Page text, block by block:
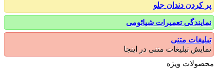
دندان جلو
تعمیرات شیائومی
متنی
تبلیغات متنی در اینجا
ویژه